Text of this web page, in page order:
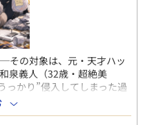
その対象は、元・天才ハッ
泉義人（32歳・超絶美
っかり”侵入してしまった過
生活を送ることに。 監視官
のきかないエリート捜査